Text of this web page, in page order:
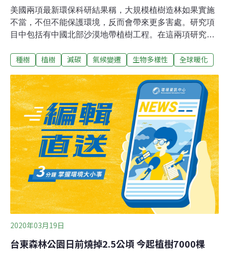
美國兩項最新環保科研結果稱，大規模植樹造林如果實施
不當，不但不能保護環境，反而會帶來更多害處。研究項
目中包括有中國北部沙漠地帶植樹工程。在這兩項研究
執行不當，不但不能增加生物多樣性，而且在減少碳排放
能力可能被高估了。以智利為例，智利政府從1974年至
2012年頒布了一項法令來補貼植樹造林成本，種植者可以
得到75%的補償。但由於執法不嚴加上預算限制，導致一
些土地所有者只是用更有經濟效益的新樹種取代了原始森
林。研究發現，補貼計劃確實擴大了森林面積，然而卻減
少了原始森林的規模。
種樹 植樹 減碳 氣候變遷 生物多樣性 全球暖化
2020年03月19日
台東森林公園日前燒掉2.5公頃 今起植樹7000棵